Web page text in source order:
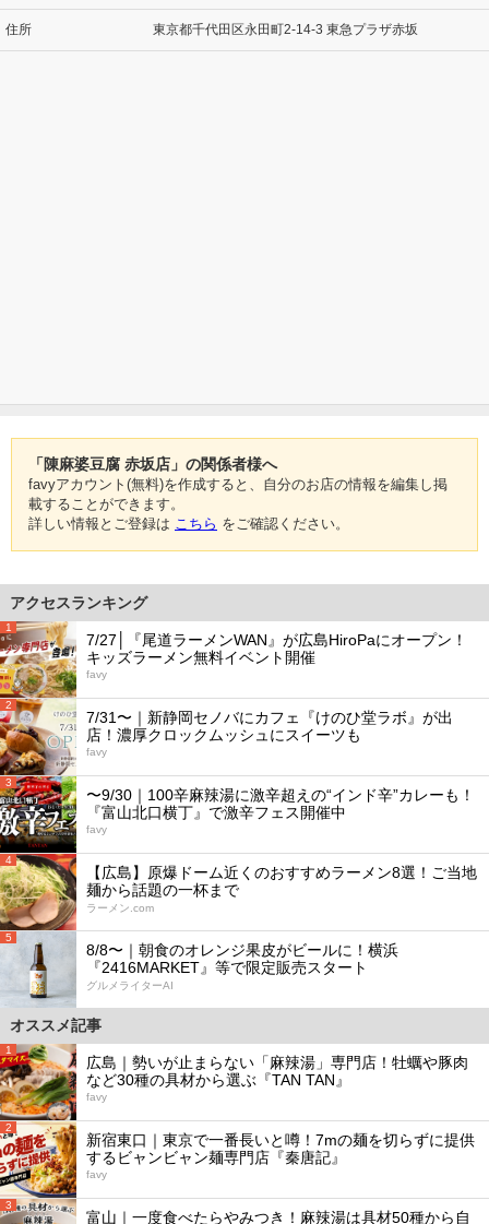
住所 東京都千代田区永田町2-14-3 東急プラザ赤坂
「陳麻婆豆腐 赤坂店」の関係者様へ
favyアカウント(無料)を作成すると、自分のお店の情報を編集し掲
載することができます。
詳しい情報とご登録は こちら をご確認ください。
アクセスランキング
1
7/27│『尾道ラーメンWAN』が広島HiroPaにオープン！
キッズラーメン無料イベント開催
favy
2
7/31〜｜新静岡セノバにカフェ『けのひ堂ラボ』が出
店！濃厚クロックムッシュにスイーツも
favy
3
〜9/30｜100辛麻辣湯に激辛超えの“インド辛”カレーも！
『富山北口横丁』で激辛フェス開催中
favy
4
【広島】原爆ドーム近くのおすすめラーメン8選！ご当地
麺から話題の一杯まで
ラーメン.com
5
8/8〜｜朝食のオレンジ果皮がビールに！横浜
『2416MARKET』等で限定販売スタート
グルメライターAI
オススメ記事
1
広島｜勢いが止まらない「麻辣湯」専門店！牡蠣や豚肉
など30種の具材から選ぶ『TAN TAN』
favy
2
新宿東口｜東京で一番長いと噂！7mの麺を切らずに提供
するビャンビャン麺専門店『秦唐記』
favy
3
富山｜一度食べたらやみつき！麻辣湯は具材50種から自